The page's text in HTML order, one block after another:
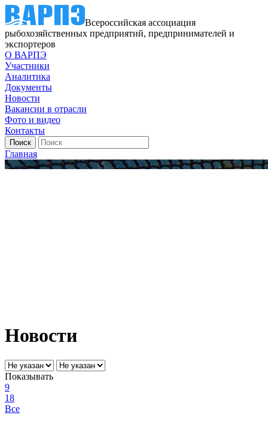
Всероссийская ассоциация
рыбохозяйственных предприятий, предпринимателей и
экспортеров
О ВАРПЭ
Участники
Аналитика
Документы
Новости
Вакансии в отрасли
Фото и видео
Контакты
Главная
Новости
Показывать
9
18
Все